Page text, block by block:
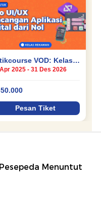
Menuntut